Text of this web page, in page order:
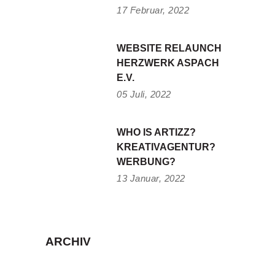
17 Februar, 2022
WEBSITE RELAUNCH
HERZWERK ASPACH
E.V.
05 Juli, 2022
WHO IS ARTIZZ?
KREATIVAGENTUR?
WERBUNG?
13 Januar, 2022
ARCHIV